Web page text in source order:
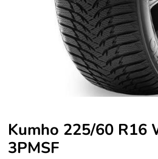
Kumho 225/60 R16
3PMSF